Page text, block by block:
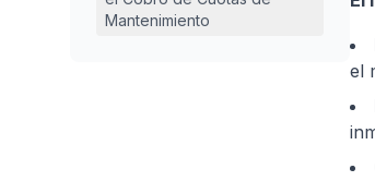
Mantenimiento
el